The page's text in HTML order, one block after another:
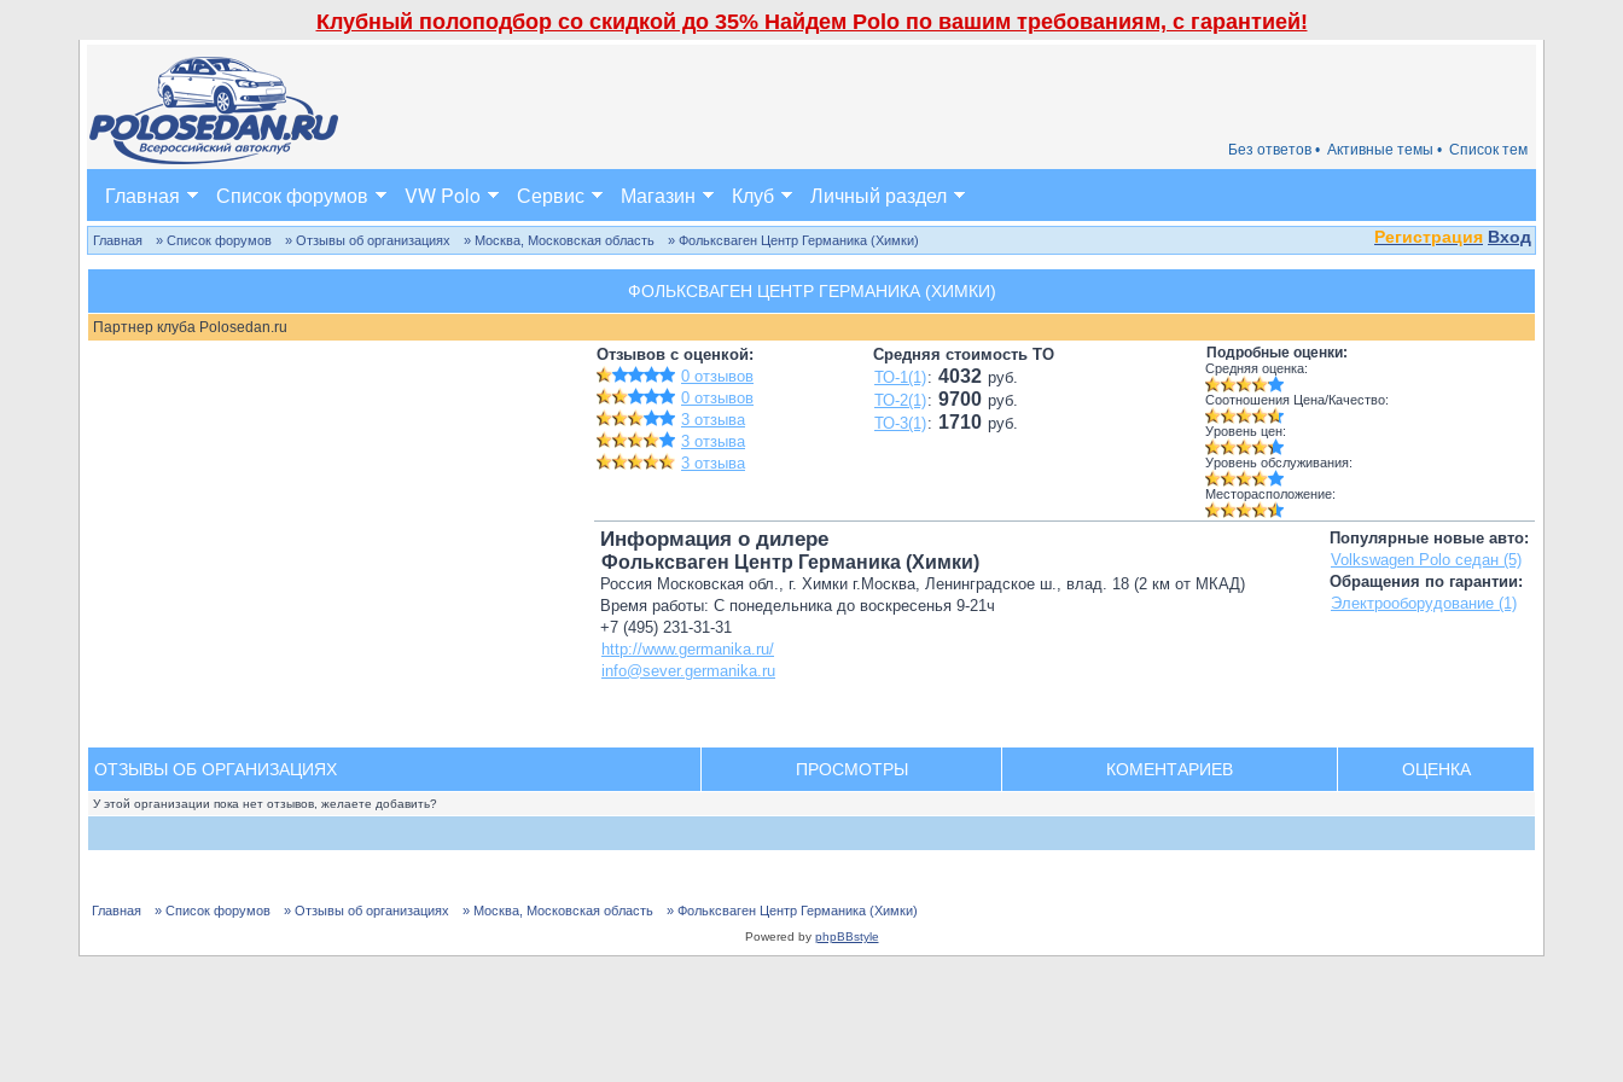
Клубный полоподбор со скидкой до 35% Найдем Polo по вашим требованиям, с гарантией!
Список тем
Активные темы •
Без ответов •
Главная Список форумов VW Polo Сервис Магазин Клуб Личный раздел
Регистрация Вход
Главная » Список форумов » Отзывы об организациях » Москва, Московская область » Фольксваген Центр Германика (Химки)
ФОЛЬКСВАГЕН ЦЕНТР ГЕРМАНИКА (ХИМКИ)
Партнер клуба Polosedan.ru
Отзывов с оценкой:
0 отзывов
0 отзывов
3 отзыва
3 отзыва
3 отзыва
Средняя стоимость ТО
ТО-1(1): 4032 руб.
ТО-2(1): 9700 руб.
ТО-3(1): 1710 руб.
Подробные оценки:
Средняя оценка:
Соотношения Цена/Качество:
Уровень цен:
Уровень обслуживания:
Месторасположение:
Популярные новые авто:
Volkswagen Polo седан (5)
Обращения по гарантии:
Электрооборудование (1)
Информация о дилере
Фольксваген Центр Германика (Химки)
Россия Московская обл., г. Химки г.Москва, Ленинградское ш., влад. 18 (2 км от МКАД)
Время работы: С понедельника до воскресенья 9-21ч
+7 (495) 231-31-31
http://www.germanika.ru/
info@sever.germanika.ru
ОТЗЫВЫ ОБ ОРГАНИЗАЦИЯХ ПРОСМОТРЫ КОМЕНТАРИЕВ ОЦЕНКА
У этой организации пока нет отзывов, желаете добавить?
Главная » Список форумов » Отзывы об организациях » Москва, Московская область » Фольксваген Центр Германика (Химки)
Powered by phpBBstyle